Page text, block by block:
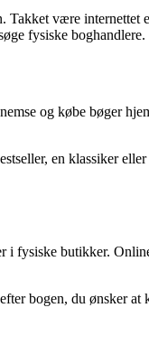
være
fysiske boghandlere.
og købe bøger
en klassiker
fysiske butikker.
bogen, du ønsker